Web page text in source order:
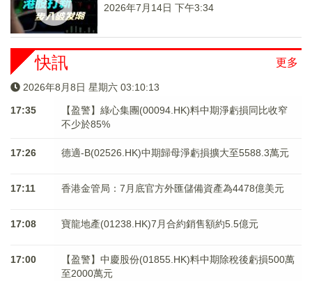
2026年7月14日 下午3:34
更多
快訊
2026年8月8日 星期六 03:10:14
17:35
【盈警】綠心集團(00094.HK)料中期淨虧損同比收窄
不少於85%
17:26 德適-B(02526.HK)中期歸母淨虧損擴大至5588.3萬元
17:11 香港金管局：7月底官方外匯儲備資產為4478億美元
17:08 寶龍地產(01238.HK)7月合約銷售額約5.5億元
17:00
【盈警】中慶股份(01855.HK)料中期除稅後虧損500萬
至2000萬元